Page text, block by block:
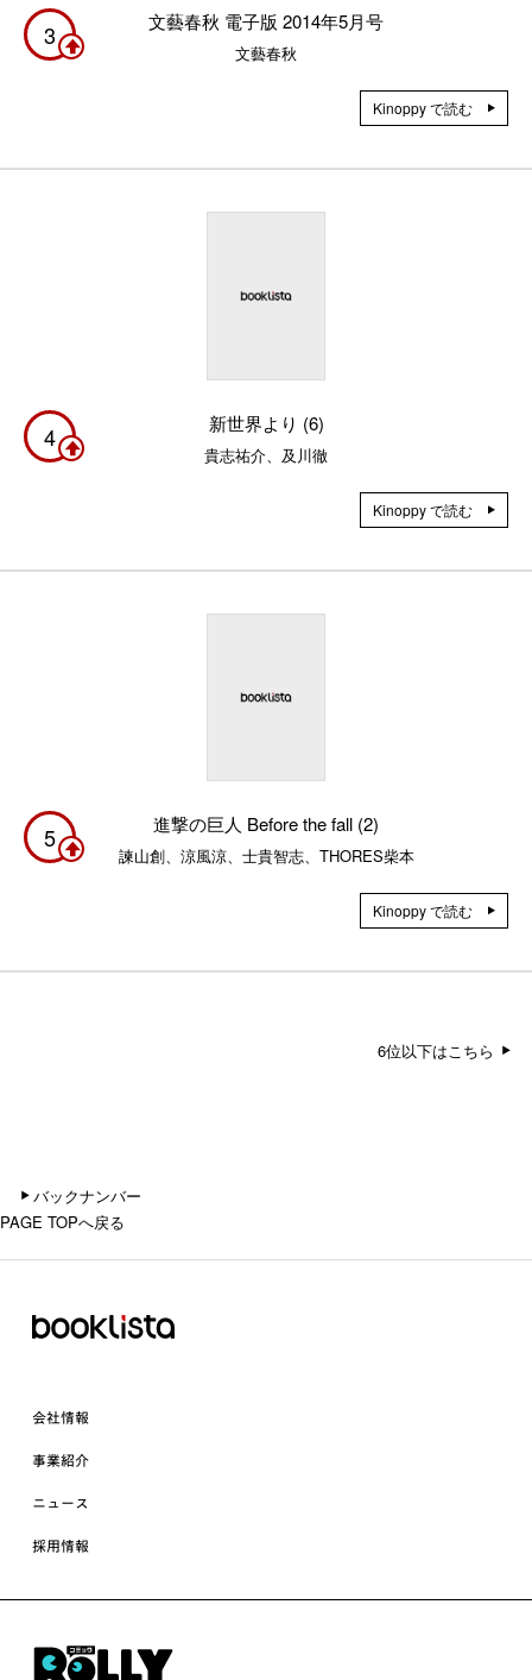
3 文藝春秋 電子版 2014年5月号
文藝春秋
Kinoppy で読む
4 新世界より (6)
貴志祐介、及川徹
Kinoppy で読む
5 進撃の巨人 Before the fall (2)
諫山創、涼風涼、士貴智志、THORES柴本
Kinoppy で読む
6位以下はこちら
バックナンバー
PAGE TOPへ戻る
会社情報
事業紹介
ニュース
採用情報